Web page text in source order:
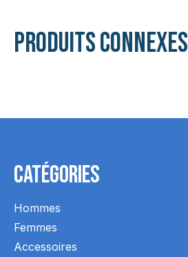
Produits connexes
Catégories
Hommes
Femmes
Accessoires